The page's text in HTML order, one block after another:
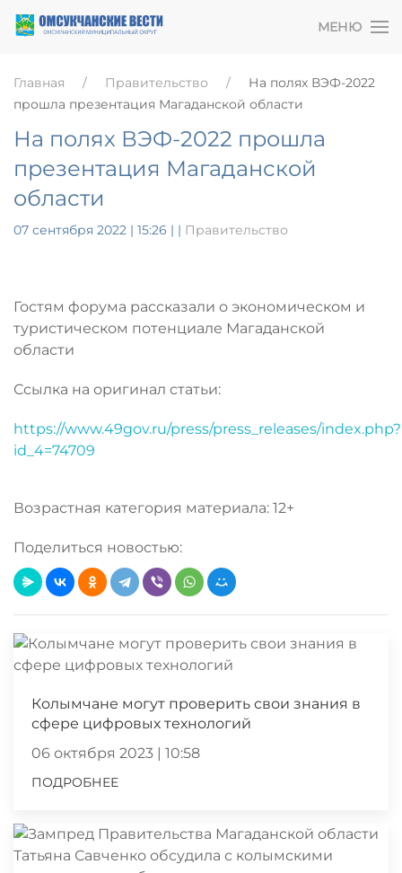
МЕНЮ
Главная Правительство
На полях ВЭФ-2022
прошла презентация Магаданской области
На полях ВЭФ-2022 прошла
презентация Магаданской
области
07 сентября 2022 | 15:26 | | Правительство
Гостям форума рассказали о экономическом и
туристическом потенциале Магаданской
области
Ссылка на оригинал статьи:
https://www.49gov.ru/press/press_releases/index.php?
id_4=74709
Возрастная категория материала: 12+
Поделиться новостью:
Колымчане могут проверить свои знания в
сфере цифровых технологий
06 октября 2023 | 10:58
ПОДРОБНЕЕ